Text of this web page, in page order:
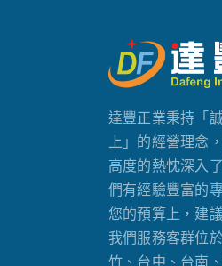
達豐正業秉持「
上」的經營理念
高度的熱忱深入
們有經驗豐富的
您的預算上，建
我們服務客群位
竹、台中、台南